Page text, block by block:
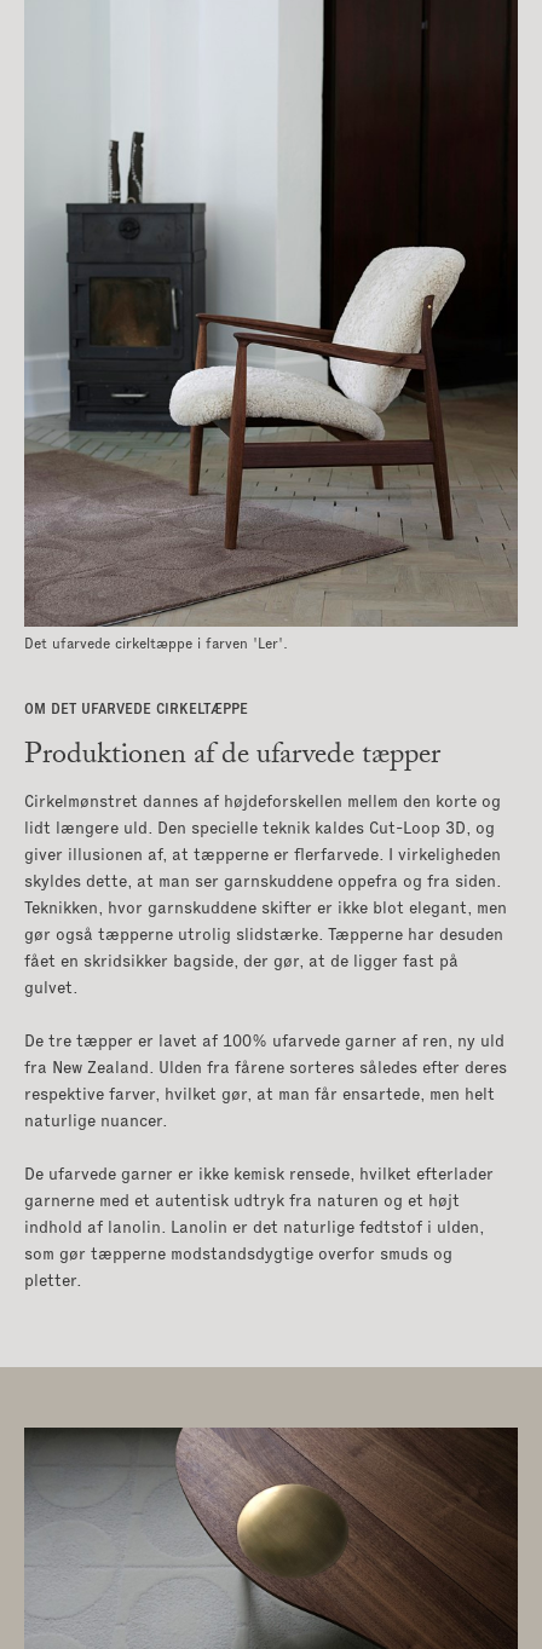
OM DET UFARVEDE CIRKELTÆPPE
Produktionen af de ufarvede tæpper
Cirkelmønstret dannes af højdeforskellen mellem den korte og
lidt længere uld. Den specielle teknik kaldes Cut-Loop 3D, og
giver illusionen af, at tæpperne er flerfarvede. I virkeligheden
skyldes dette, at man ser garnskuddene oppefra og fra siden.
Teknikken, hvor garnskuddene skifter er ikke blot elegant, men
gør også tæpperne utrolig slidstærke. Tæpperne har desuden
fået en skridsikker bagside, der gør, at de ligger fast på
gulvet.
De tre tæpper er lavet af 100% ufarvede garner af ren, ny uld
fra New Zealand. Ulden fra fårene sorteres således efter deres
respektive farver, hvilket gør, at man får ensartede, men helt
naturlige nuancer.
De ufarvede garner er ikke kemisk rensede, hvilket efterlader
garnerne med et autentisk udtryk fra naturen og et højt
indhold af lanolin. Lanolin er det naturlige fedtstof i ulden,
som gør tæpperne modstandsdygtige overfor smuds og
pletter.
Det ufarvede cirkeltæppe i farven 'Ler'.